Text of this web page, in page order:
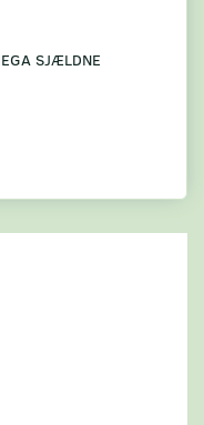
SJÆLDNE